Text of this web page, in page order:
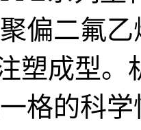
偏二氟
注塑成型
格的科